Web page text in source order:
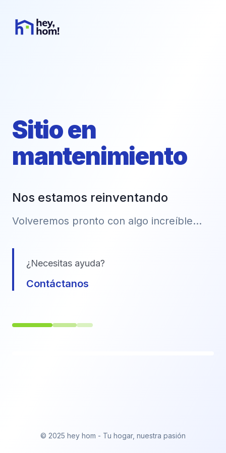
Sitio en
mantenimiento
Nos estamos reinventando
Volveremos pronto con algo increíble...
¿Necesitas ayuda?
Contáctanos
© 2025 hey hom - Tu hogar, nuestra pasión